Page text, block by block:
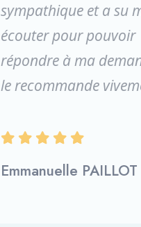
recommande.
Alain Delpierre